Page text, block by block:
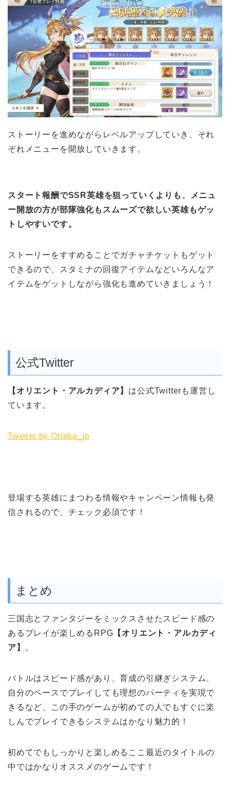
ストーリーを進めながら レベルアップしていき、それ
ぞれメニューを開放していきます。
スタート報酬でSSR英雄を狙っていくよりも、メニュ
ー開放の方が部隊強化もスムーズで欲しい英雄もゲッ
トしやすいです。
ストーリーをすすめることでガチャチケット もゲット
できるので、スタミナの回復アイテムなどいろんなア
イテムをゲットしながら強化も進めていきましょう！
公式Twitter
【オリエント・アルカディア】 は公式Twitterも運営し
ています。
Tweets by Oriaka_jp
登場する英雄にまつわる情報やキャンペーン情報も発
信されるので、チェック必須です！
まとめ
三国志とファンタジーをミックスさせたスピード感の
あるプレイが楽しめるRPG 【オリエント・アルカディ
ア】
。
バトルはスピード感があり、育成の引継ぎシステム、
自分のペースでプレイしても理想のパーティを実現で
きるなど、この手のゲームが初めての人でもすぐに楽
しんでプレイできるシステムはかなり魅力的！
初めてでもしっかりと楽しめるここ最近のタイトルの
中ではかなりオススメのゲームです！